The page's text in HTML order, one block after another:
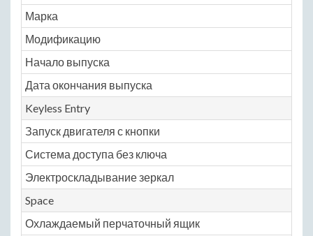
Марка
Модификацию
Начало выпуска
Дата окончания выпуска
Keyless Entry
Запуск двигателя с кнопки
Система доступа без ключа
Электроскладывание зеркал
Space
Охлаждаемый перчаточный ящик